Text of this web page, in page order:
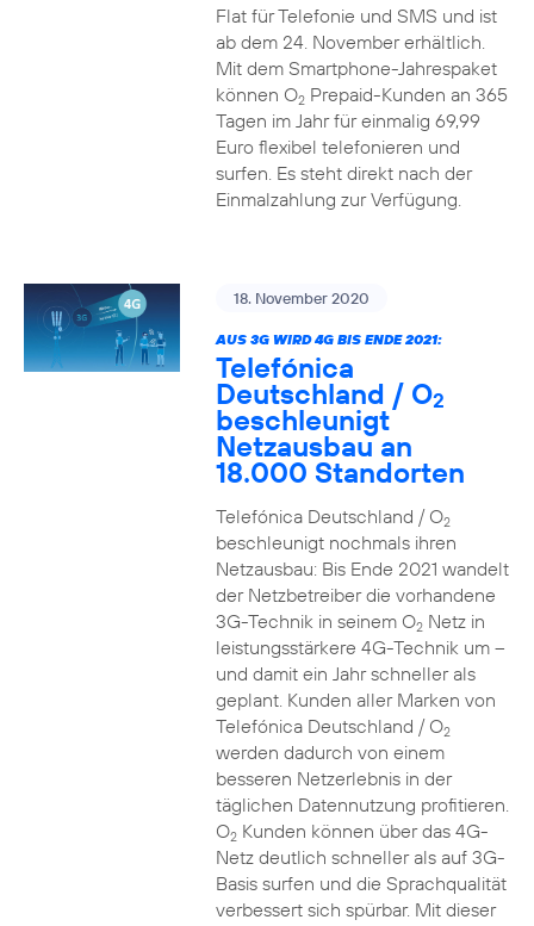
Flat für Telefonie und SMS und ist
ab dem 24. November erhältlich.
Mit dem Smartphone-Jahrespaket
können O2Prepaid-Kunden an 365
Tagen im Jahr für einmalig 69,99
Euro flexibel telefonieren und
surfen. Es steht direkt nach der
Einmalzahlung zur Verfügung.
18. November 2020
AUS 3G WIRD 4G BIS ENDE 2021:
Telefónica
Deutschland / O2
beschleunigt
Netzausbau an
18.000 Standorten
Telefónica Deutschland / O2
beschleunigt nochmals ihren
Netzausbau: Bis Ende 2021 wandelt
der Netzbetreiber die vorhandene
3G-Technik in seinem O2Netz in
leistungsstärkere 4G-Technik um –
und damit ein Jahr schneller als
geplant. Kunden aller Marken von
Telefónica Deutschland / O2
werden dadurch von einem
besseren Netzerlebnis in der
täglichen Datennutzung profitieren.
O2Kunden können über das 4G-
Netz deutlich schneller als auf 3G-
Basis surfen und die Sprachqualität
verbessert sich spürbar. Mit dieser